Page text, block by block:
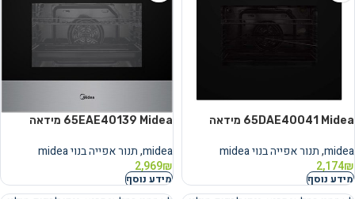
65DAE40041 Midea מידאה
midea
,תנור אפייה בנוי midea
2,174₪
מידע נוסף
65EAE40139 Midea מידאה
midea
,תנור אפייה בנוי midea
2,969₪
מידע נוסף